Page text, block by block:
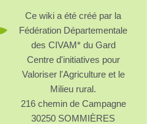
Ce wiki a été créé par la
Fédération Départementale
des CIVAM* du Gard
Centre d'initiatives pour
Valoriser l'Agriculture et le
Milieu rural.
216 chemin de Campagne
30250 SOMMIÈRES